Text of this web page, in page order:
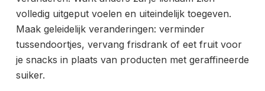
volledig uitgeput voelen en uiteindelijk toegeven.
Maak geleidelijk veranderingen: verminder
tussendoortjes, vervang frisdrank of eet fruit voor
je snacks in plaats van producten met geraffineerde
suiker.